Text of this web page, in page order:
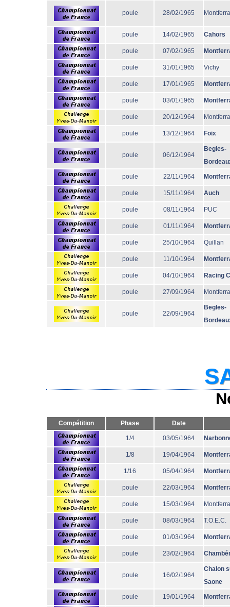
poule 28/02/1965
poule 14/02/1965 Cahors
poule 07/02/1965
poule 31/01/1965 Vichy
poule 17/01/1965
poule 03/01/1965
poule 20/12/1964
poule 13/12/1964 Foix
poule 06/12/1964
Begles-
poule 22/11/1964
poule 15/11/1964 Auch
poule 08/11/1964 PUC
poule 01/11/1964
poule 25/10/1964 Quillan
poule 11/10/1964
poule 04/10/1964 Racing
poule 27/09/1964
poule 22/09/1964
Begles-
Compétition Phase Date
1/4 03/05/1964
1/8 19/04/1964
1/16 05/04/1964
poule 22/03/1964
poule 15/03/1964
poule 08/03/1964 T.O.E.C.
poule 01/03/1964
poule 23/02/1964
poule 16/02/1964
Chalon
Saone
poule 19/01/1964